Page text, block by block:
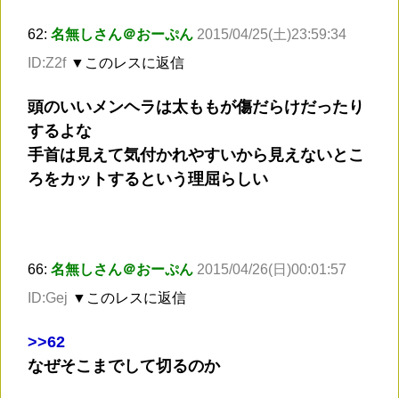
62: 名無しさん＠おーぷん 2015/04/25(土)23:59:34
ID:Z2f ▼このレスに返信
頭のいいメンヘラは太ももが傷だらけだったり
するよな
手首は見えて気付かれやすいから見えないとこ
ろをカットするという理屈らしい
66: 名無しさん＠おーぷん 2015/04/26(日)00:01:57
ID:Gej ▼このレスに返信
>>62
なぜそこまでして切るのか